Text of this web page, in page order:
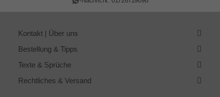
Kontakt | Über uns
Bestellung & Tipps
Texte & Sprüche
Rechtliches & Versand